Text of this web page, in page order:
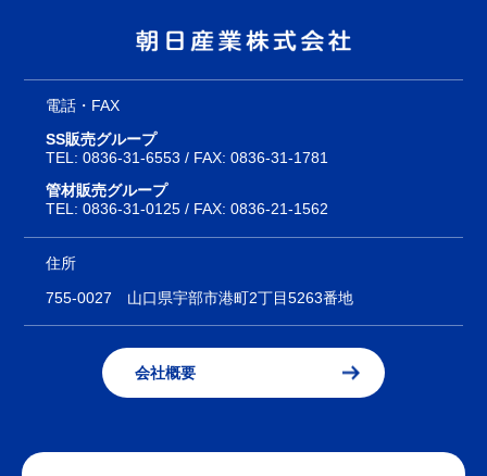
電話・FAX
SS販売グループ
TEL:0836-31-6553 / FAX: 0836-31-1781
管材販売グループ
TEL:0836-31-0125 / FAX: 0836-21-1562
住所
755-0027 山口県宇部市港町2丁目5263番地
会社概要